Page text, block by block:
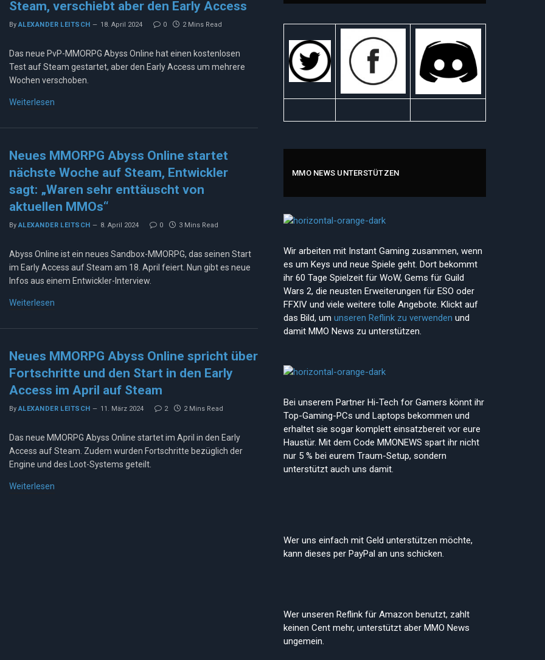
Steam, verschiebt aber den Early Access
By ALEXANDER LEITSCH 18. April 2024 0 2 Mins Read
Das neue PvP-MMORPG Abyss Online hat einen kostenlosen
Test auf Steam gestartet, aber den Early Access um mehrere
Wochen verschoben.
Weiterlesen
Neues MMORPG Abyss Online startet
nächste Woche auf Steam, Entwickler
sagt: „Waren sehr enttäuscht von
aktuellen MMOs“
By ALEXANDER LEITSCH 8. April 2024 0 3 Mins Read
Abyss Online ist ein neues Sandbox-MMORPG, das seinen Start
im Early Access auf Steam am 18. April feiert. Nun gibt es neue
Infos aus einem Entwickler-Interview.
Weiterlesen
Neues MMORPG Abyss Online spricht über
Fortschritte und den Start in den Early
Access im April auf Steam
By ALEXANDER LEITSCH 11. März 2024 2 2 Mins Read
Das neue MMORPG Abyss Online startet im April in den Early
Access auf Steam. Zudem wurden Fortschritte bezüglich der
Engine und des Loot-Systems geteilt.
Weiterlesen
MMO NEWS UNTERSTÜTZEN
Wir arbeiten mit Instant Gaming zusammen, wenn
es um Keys und neue Spiele geht. Dort bekommt
ihr 60 Tage Spielzeit für WoW, Gems für Guild
Wars 2, die neusten Erweiterungen für ESO oder
FFXIV und viele weitere tolle Angebote. Klickt auf
das Bild, um unseren Reflink zu verwenden und
damit MMO News zu unterstützen.
Bei unserem Partner Hi-Tech for Gamers könnt ihr
Top-Gaming-PCs und Laptops bekommen und
erhaltet sie sogar komplett einsatzbereit vor eure
Haustür. Mit dem Code MMONEWS spart ihr nicht
nur 5 % bei eurem Traum-Setup, sondern
unterstützt auch uns damit.
Wer uns einfach mit Geld unterstützen möchte,
kann dieses per PayPal an uns schicken.
Wer unseren Reflink für Amazon benutzt, zahlt
keinen Cent mehr, unterstützt aber MMO News
ungemein.